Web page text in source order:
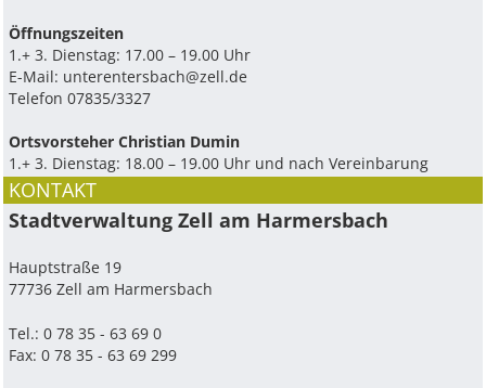
Ö­ffnungszeiten
1.+ 3. Dienstag: 17.00 – 19.00 Uhr
E-Mail: unterentersbach@zell.de
Telefon 07835/3327
Ortsvorsteher Christian Dumin
1.+ 3. Dienstag: 18.00 – 19.00 Uhr und nach Vereinbarung
KONTAKT
Stadtverwaltung Zell am Harmersbach
Hauptstraße 19
77736 Zell am Harmersbach
Tel.: 0 78 35 - 63 69 0
Fax: 0 78 35 - 63 69 299